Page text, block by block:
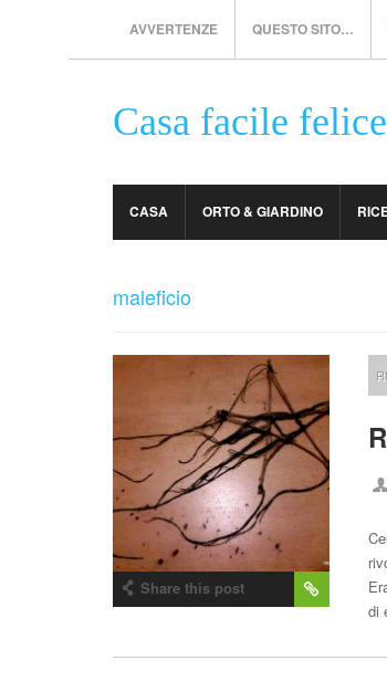
AVVERTENZE QUESTO SITO…
Casa facile felice
CASA ORTO & GIARDINO
maleficio
Share this post
di